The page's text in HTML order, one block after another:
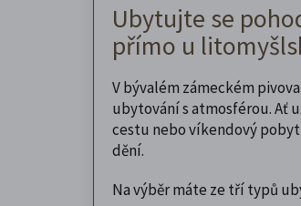
Ubytujte se
přímo u
V bývalém zámeckém
ubytování s atmosférou. Ať
cestu nebo víkendový
dění.
Na výběr máte ze tří typů